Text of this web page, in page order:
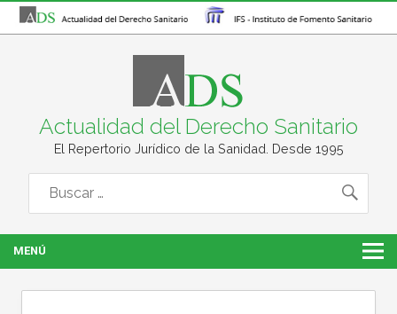
Actualidad del Derecho Sanitario
El Repertorio Jurídico de la Sanidad. Desde 1995
MENÚ